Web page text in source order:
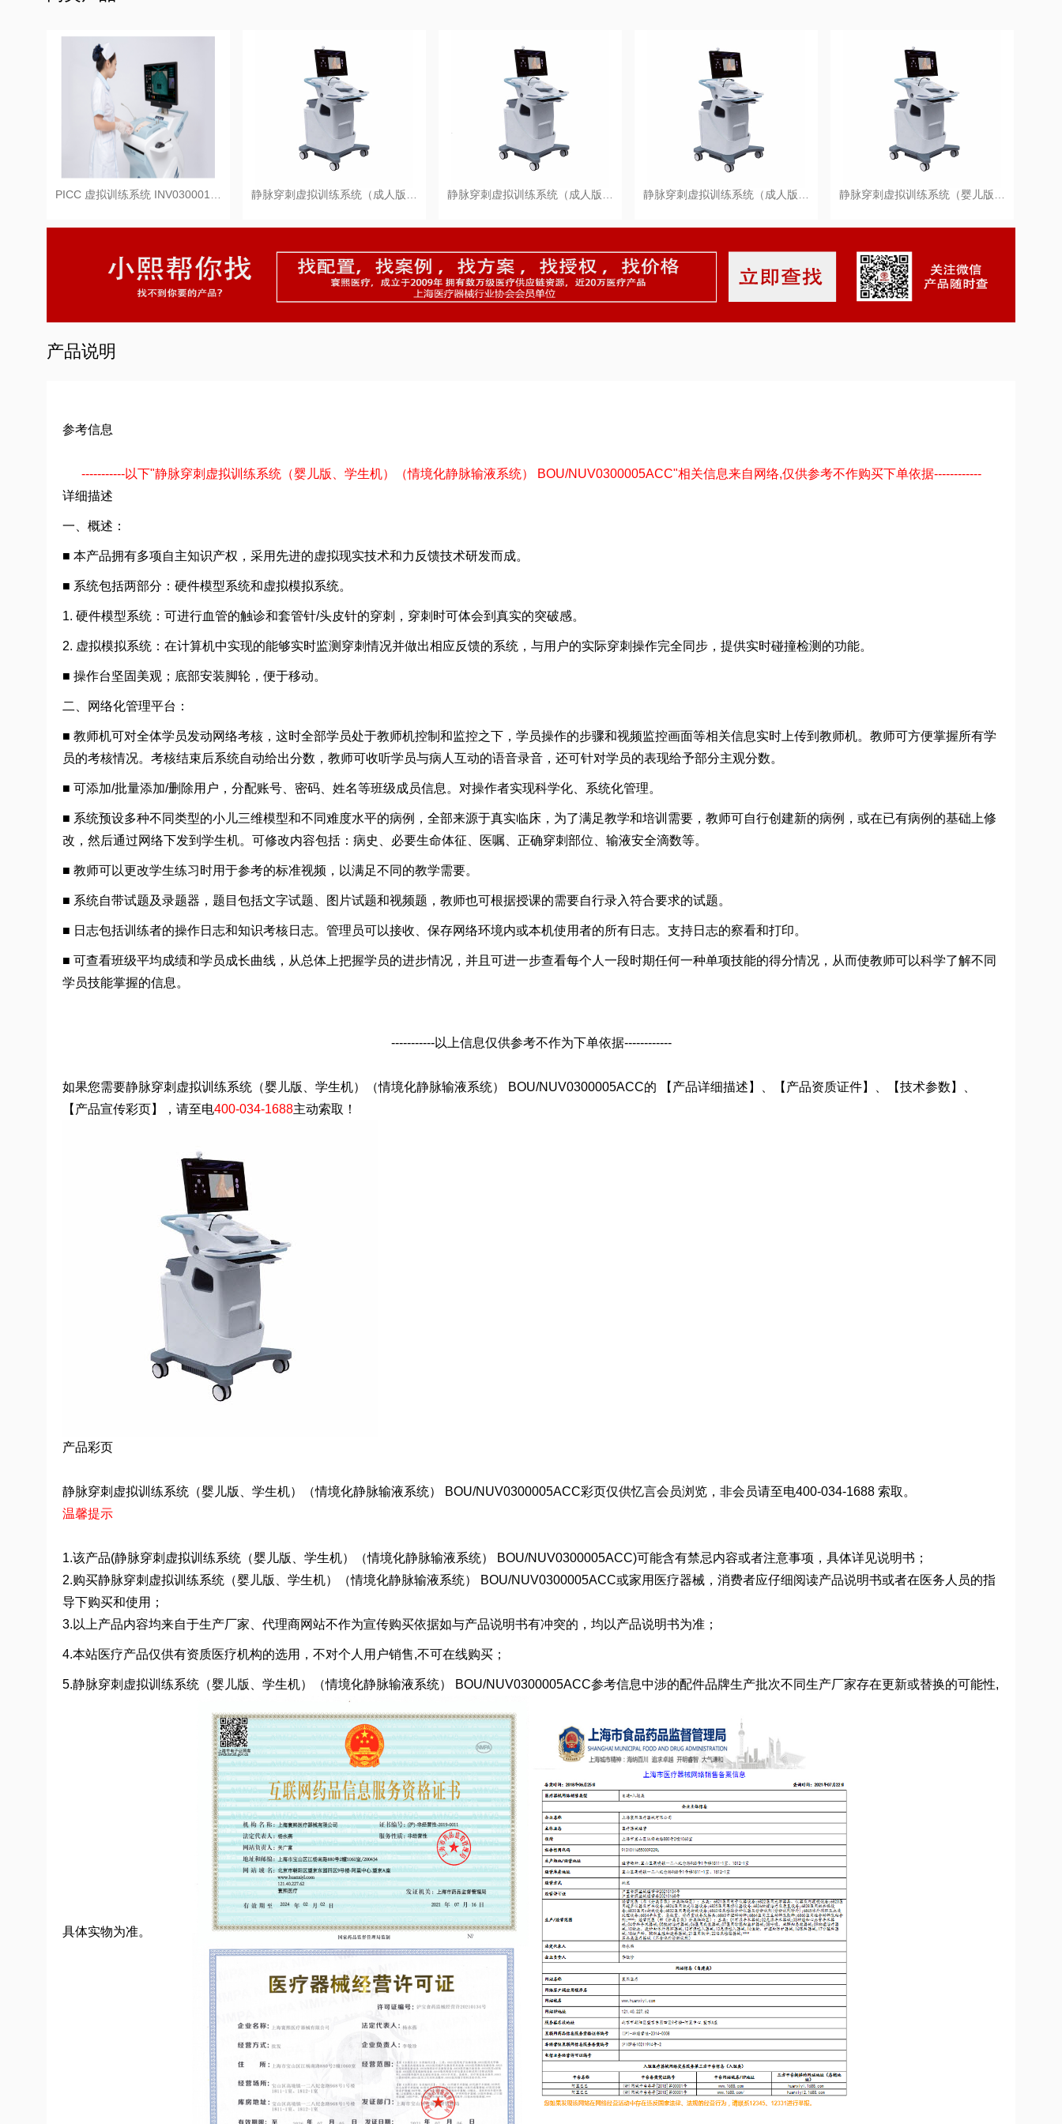
PICC 虚拟训练系统 INV030001… 静脉穿刺虚拟训练系统（成人版… 静脉穿刺虚拟训练系统（成人版… 静脉穿刺虚拟训练系统（成人版… 静脉穿刺虚拟训练系统（婴儿版…
产品说明
参考信息
-----------以下"静脉穿刺虚拟训练系统（婴儿版、学生机）（情境化静脉输液系统） BOU/NUV0300005ACC"相关信息来自网络,仅供参考不作购买下单依据------------
详细描述
一、概述：
■ 本产品拥有多项自主知识产权，采用先进的虚拟现实技术和力反馈技术研发而成。
■ 系统包括两部分：硬件模型系统和虚拟模拟系统。
1. 硬件模型系统：可进行血管的触诊和套管针/头皮针的穿刺，穿刺时可体会到真实的突破感。
2. 虚拟模拟系统：在计算机中实现的能够实时监测穿刺情况并做出相应反馈的系统，与用户的实际穿刺操作完全同步，提供实时碰撞检测的功能。
■ 操作台坚固美观；底部安装脚轮，便于移动。
二、网络化管理平台：
■ 教师机可对全体学员发动网络考核，这时全部学员处于教师机控制和监控之下，学员操作的步骤和视频监控画面等相关信息实时上传到教师机。教师可方便掌握所有学
员的考核情况。考核结束后系统自动给出分数，教师可收听学员与病人互动的语音录音，还可针对学员的表现给予部分主观分数。
■ 可添加/批量添加/删除用户，分配账号、密码、姓名等班级成员信息。对操作者实现科学化、系统化管理。
■ 系统预设多种不同类型的小儿三维模型和不同难度水平的病例，全部来源于真实临床，为了满足教学和培训需要，教师可自行创建新的病例，或在已有病例的基础上修
改，然后通过网络下发到学生机。可修改内容包括：病史、必要生命体征、医嘱、正确穿刺部位、输液安全滴数等。
■ 教师可以更改学生练习时用于参考的标准视频，以满足不同的教学需要。
■ 系统自带试题及录题器，题目包括文字试题、图片试题和视频题，教师也可根据授课的需要自行录入符合要求的试题。
■ 日志包括训练者的操作日志和知识考核日志。管理员可以接收、保存网络环境内或本机使用者的所有日志。支持日志的察看和打印。
■ 可查看班级平均成绩和学员成长曲线，从总体上把握学员的进步情况，并且可进一步查看每个人一段时期任何一种单项技能的得分情况，从而使教师可以科学了解不同
学员技能掌握的信息。
-----------以上信息仅供参考不作为下单依据------------
如果您需要静脉穿刺虚拟训练系统（婴儿版、学生机）（情境化静脉输液系统） BOU/NUV0300005ACC的 【产品详细描述】、【产品资质证件】、【技术参数】、
【产品宣传彩页】，请至电400-034-1688主动索取！
产品彩页
静脉穿刺虚拟训练系统（婴儿版、学生机）（情境化静脉输液系统） BOU/NUV0300005ACC彩页仅供忆言会员浏览，非会员请至电400-034-1688 索取。
温馨提示
1.该产品(静脉穿刺虚拟训练系统（婴儿版、学生机）（情境化静脉输液系统） BOU/NUV0300005ACC)可能含有禁忌内容或者注意事项，具体详见说明书；
2.购买静脉穿刺虚拟训练系统（婴儿版、学生机）（情境化静脉输液系统） BOU/NUV0300005ACC或家用医疗器械，消费者应仔细阅读产品说明书或者在医务人员的指
导下购买和使用；
3.以上产品内容均来自于生产厂家、代理商网站不作为宣传购买依据如与产品说明书有冲突的，均以产品说明书为准；
4.本站医疗产品仅供有资质医疗机构的选用，不对个人用户销售,不可在线购买；
5.静脉穿刺虚拟训练系统（婴儿版、学生机）（情境化静脉输液系统） BOU/NUV0300005ACC参考信息中涉的配件品牌生产批次不同生产厂家存在更新或替换的可能性,
具体实物为准。